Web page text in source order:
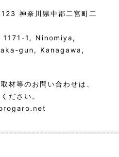
神奈川県中郡二宮町二
1, Ninomiya,
gun, Kanagawa,
材等のお問い合わせは、
ださい。